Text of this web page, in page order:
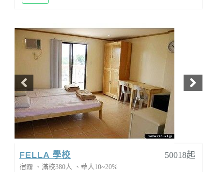
FELLA 學校 50018起
宿霧 滿校380人
華人10~20%